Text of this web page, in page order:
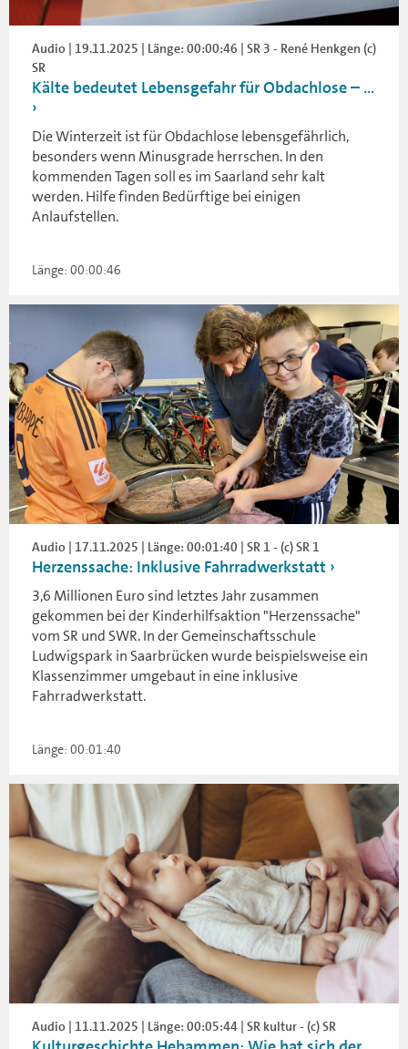
Audio | 19.11.2025 | Länge: 00:00:46 | SR 3 - René Henkgen (c)
SR
Kälte bedeutet Lebensgefahr für Obdachlose – ...
Die Winterzeit ist für Obdachlose lebensgefährlich,
besonders wenn Minusgrade herrschen. In den
kommenden Tagen soll es im Saarland sehr kalt
werden. Hilfe finden Bedürftige bei einigen
Anlaufstellen.
Länge: 00:00:46
Audio | 17.11.2025 | Länge: 00:01:40 | SR 1 - (c) SR 1
Herzenssache: Inklusive Fahrradwerkstatt
3,6 Millionen Euro sind letztes Jahr zusammen
gekommen bei der Kinderhilfsaktion "Herzenssache"
vom SR und SWR. In der Gemeinschaftsschule
Ludwigspark in Saarbrücken wurde beispielsweise ein
Klassenzimmer umgebaut in eine inklusive
Fahrradwerkstatt.
Länge: 00:01:40
Audio | 11.11.2025 | Länge: 00:05:44 | SR kultur - (c) SR